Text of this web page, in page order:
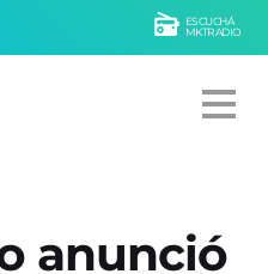
ESCUCHÁ
MKTRADIO
anunció